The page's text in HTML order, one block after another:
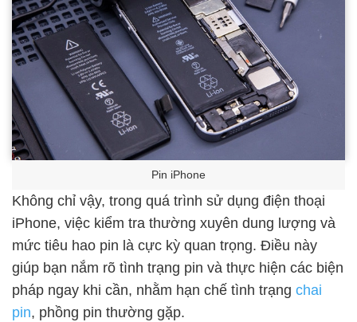
Pin iPhone
Không chỉ vậy, trong quá trình sử dụng điện thoại
iPhone, việc kiểm tra thường xuyên dung lượng và
mức tiêu hao pin là cực kỳ quan trọng. Điều này
giúp bạn nắm rõ tình trạng pin và thực hiện các biện
pháp ngay khi cần, nhằm hạn chế tình trạng chai
pin, phồng pin thường gặp.